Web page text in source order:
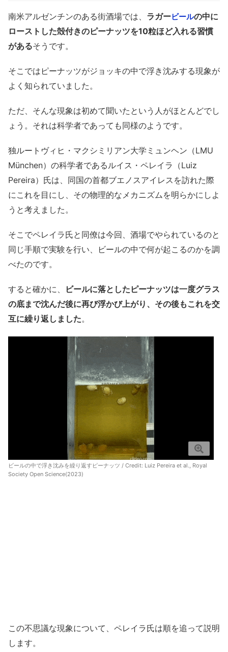
南米アルゼンチンのある街酒場では、 ラガービールの中に
ローストした殻付きのピーナッツを10粒ほど入れる習慣
があるそうです。
そこではピーナッツがジョッキの中で浮き沈みする現象が
よく知られていました。
ただ、そんな現象は初めて聞いたという人がほとんどでし
ょう。それは科学者であっても同様のようです。
独ルートヴィヒ・マクシミリアン大学ミュンヘン（LMU
München）の科学者であるルイス・ペレイラ（Luiz
Pereira）氏は、同国の首都ブエノスアイレスを訪れた際
にこれを目にし、その物理的なメカニズムを明らかにしよ
うと考えました。
そこでペレイラ氏と同僚は今回、酒場でやられているのと
同じ手順で実験を行い、ビールの中で何が起こるのかを調
べたのです。
すると確かに、
ビールに落としたピーナッツは一度グラス
の底まで沈んだ後に再び浮かび上がり、その後もこれを交
互に繰り返しました。
ビールの中で浮き沈みを繰り返すピーナッツ / Credit: Luiz Pereira et al., Royal
Society Open Science(2023)
この不思議な現象について、ペレイラ氏は順を追って説明
します。